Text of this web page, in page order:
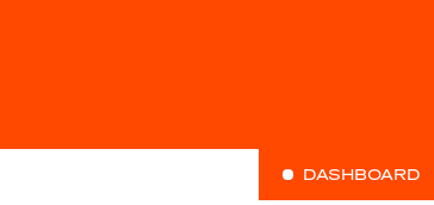
DASHBOARD